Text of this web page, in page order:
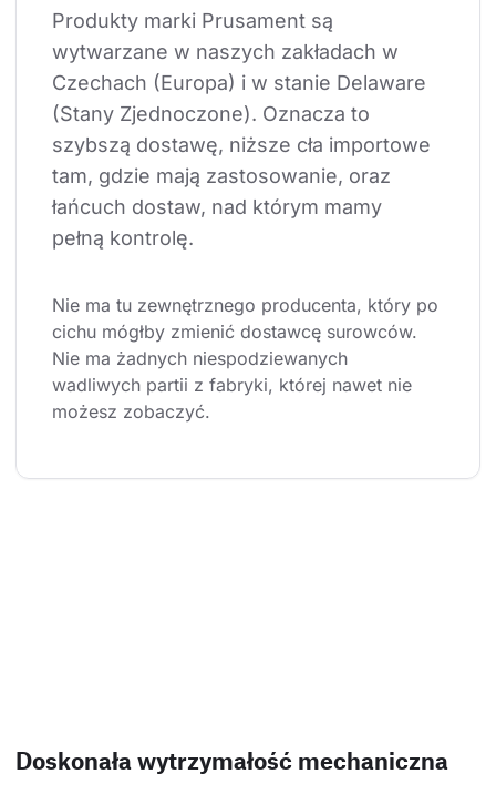
Produkty marki Prusament są
wytwarzane w naszych zakładach w
Czechach (Europa) i w stanie Delaware
(Stany Zjednoczone). Oznacza to
szybszą dostawę, niższe cła importowe
tam, gdzie mają zastosowanie, oraz
łańcuch dostaw, nad którym mamy
pełną kontrolę.
Nie ma tu zewnętrznego producenta, który po
cichu mógłby zmienić dostawcę surowców.
Nie ma żadnych niespodziewanych
wadliwych partii z fabryki, której nawet nie
możesz zobaczyć.
Doskonała wytrzymałość mechaniczna